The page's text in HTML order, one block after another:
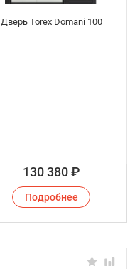
Дверь Torex Domani 100
130 380₽
Подробнее